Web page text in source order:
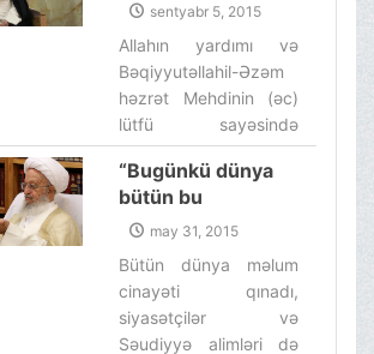
vəhhabilər bütün
müsəlmanlara qarşı
çıxıblar.‌ ‌
tərəfindən fiqhin
ali mühazirələrinə
(“Müzaribə” babı)
start verilir.
sentyabr 5, 2015
Allahın yardımı və
Bəqiyyutəllahil-Əzəm
həzrət Mehdinin (əc)
lütfü sayəsində
Ayətullah əl-üzma
Məkarim Şirazi
cənablarının fiqhin ali
mühazirələri sentyabr
ayının 6-dan, bazar
günündən etibarən,
Allahın izni ilə başlanır.‌
‌
“Bugünkü dünya
bütün bu
cinayətlərlə bəşər
tarixinin ən pis
dövrüdür.”
may 31, 2015
Bütün dünya məlum
cinayəti qınadı,
siyasətçilər və
Səudiyyə alimləri də